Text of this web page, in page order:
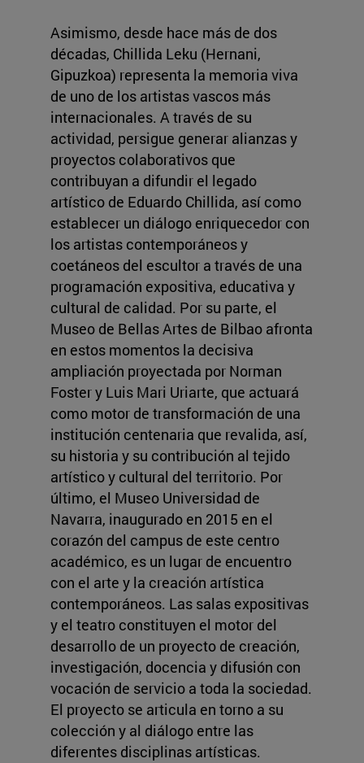
Asimismo, desde hace más de dos
décadas, Chillida Leku (Hernani,
Gipuzkoa) representa la memoria viva
de uno de los artistas vascos más
internacionales. A través de su
actividad, persigue generar alianzas y
proyectos colaborativos que
contribuyan a difundir el legado
artístico de Eduardo Chillida, así como
establecer un diálogo enriquecedor con
los artistas contemporáneos y
coetáneos del escultor a través de una
programación expositiva, educativa y
cultural de calidad. Por su parte, el
Museo de Bellas Artes de Bilbao afronta
en estos momentos la decisiva
ampliación proyectada por Norman
Foster y Luis Mari Uriarte, que actuará
como motor de transformación de una
institución centenaria que revalida, así,
su historia y su contribución al tejido
artístico y cultural del territorio. Por
último, el Museo Universidad de
Navarra, inaugurado en 2015 en el
corazón del campus de este centro
académico, es un lugar de encuentro
con el arte y la creación artística
contemporáneos. Las salas expositivas
y el teatro constituyen el motor del
desarrollo de un proyecto de creación,
investigación, docencia y difusión con
vocación de servicio a toda la sociedad.
El proyecto se articula en torno a su
colección y al diálogo entre las
diferentes disciplinas artísticas.